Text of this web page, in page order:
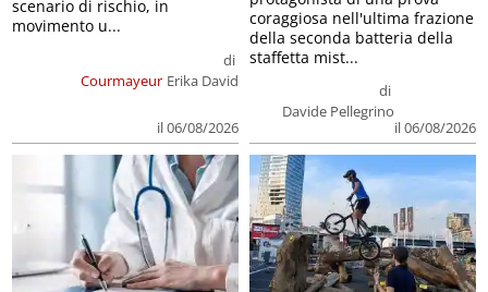
Courmayeur
di
Erika David
il 06/08/2026
scenario di rischio, in
movimento u...
di
Davide Pellegrino
il 06/08/2026
coraggiosa nell'ultima frazione
della seconda batteria della
staffetta mist...